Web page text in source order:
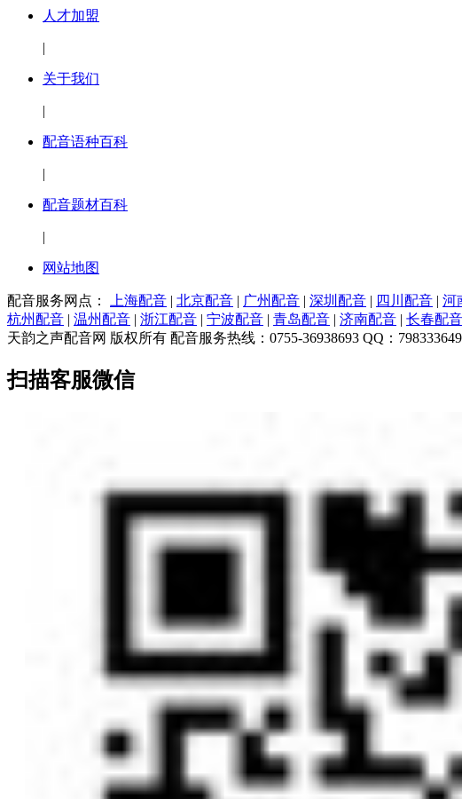
人才加盟
|
关于我们
|
配音语种百科
|
配音题材百科
|
网站地图
配音服务网点： 上海配音 | 北京配音 | 广州配音 | 深圳配音 | 四川配音 | 河
杭州配音 | 温州配音 | 浙江配音 | 宁波配音 | 青岛配音 | 济南配音 | 长春配音
天韵之声配音网 版权所有 配音服务热线：0755-36938693 QQ：798333649
扫描客服微信